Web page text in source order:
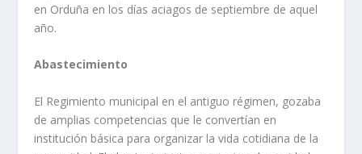
en Orduña en los días aciagos de septiembre de aquel
año.
Abastecimiento
El Regimiento municipal en el antiguo régimen, gozaba
de amplias competencias que le convertían en
institución básica para organizar la vida cotidiana de la